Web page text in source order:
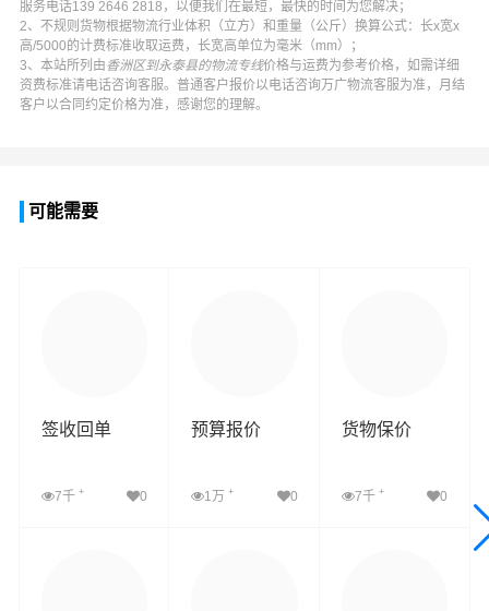
服务电话139 2646 2818 ，以便我们在最短，最快的时间为您解决；
2、不规则货物根据物流行业体积（立方）和重量（公斤）换算公式：长x宽x
高/5000的计费标准收取运费，长宽高单位为毫米（mm）；
3、本站所列由香洲区到永泰县的物流专线价格与运费为参考价格，如需详细
资费标准请电话咨询客服。普通客户报价以电话咨询万广物流客服为准，月结
客户以合同约定价格为准，感谢您的理解。
可能需要
签收回单
7千 + 0
预算报价
1万+ 0
货物保价
7千 + 0